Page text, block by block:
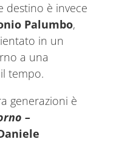
destino è invece
Palumbo,
in un
a una
tempo.
generazioni è
–